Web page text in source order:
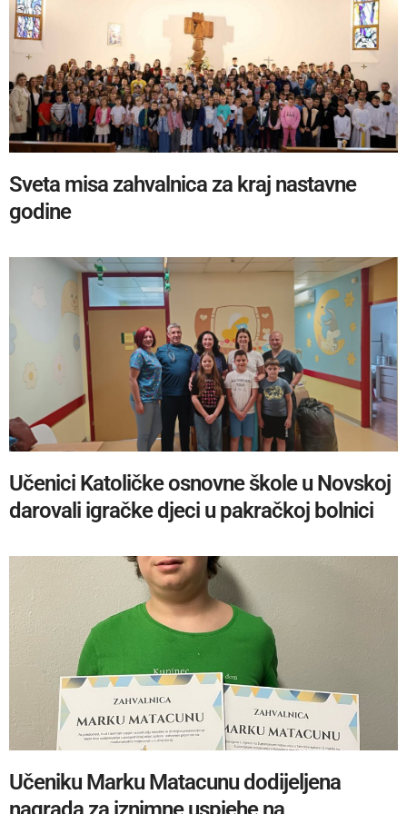
Sveta misa zahvalnica za kraj nastavne
godine
Učenici Katoličke osnovne škole u Novskoj
darovali igračke djeci u pakračkoj bolnici
Učeniku Marku Matacunu dodijeljena